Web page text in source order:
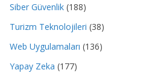
Siber Güvenlik (188)
Turizm Teknolojileri (38)
Web Uygulamaları (136)
Yapay Zeka (177)